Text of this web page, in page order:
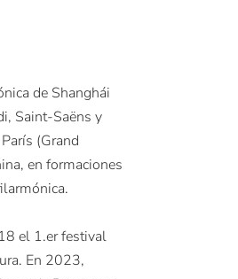
de Shanghái
Saint-Saëns y
(Grand
en formaciones
el 1.er festival
En 2023,